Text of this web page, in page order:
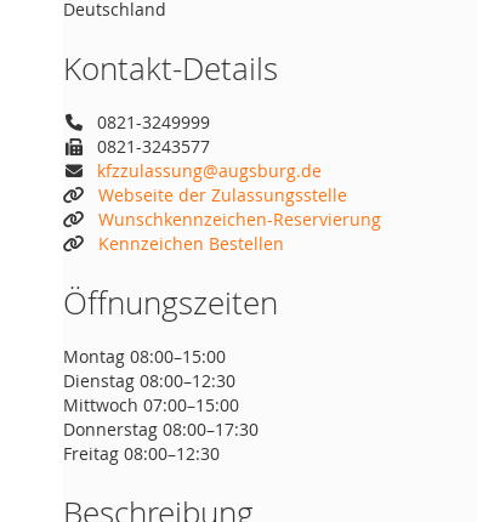
Deutschland
Kontakt-Details
0821-3249999
0821-3243577
kfzzulassung@augsburg.de
Webseite der Zulassungsstelle
Wunschkennzeichen-Reservierung
Kennzeichen Bestellen
Öffnungszeiten
Montag 08:00–15:00
Dienstag 08:00–12:30
Mittwoch 07:00–15:00
Donnerstag 08:00–17:30
Freitag 08:00–12:30
Beschreibung